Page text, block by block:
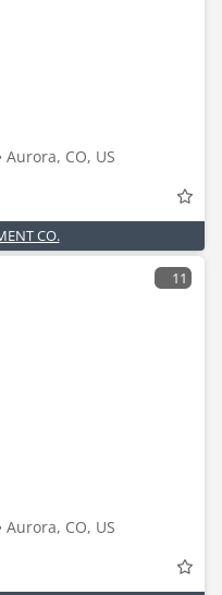
CO, US
CO.
11
CO, US